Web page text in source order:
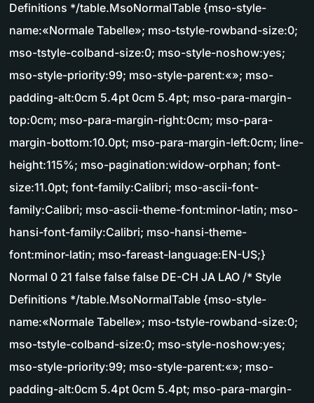
Definitions */table.MsoNormalTable {mso-style-
name:«Normale Tabelle»; mso-tstyle-rowband-size:0;
mso-tstyle-colband-size:0; mso-style-noshow:yes;
mso-style-priority:99; mso-style-parent:«»; mso-
padding-alt:0cm 5.4pt 0cm 5.4pt; mso-para-margin-
top:0cm; mso-para-margin-right:0cm; mso-para-
margin-bottom:10.0pt; mso-para-margin-left:0cm; line-
height:115%; mso-pagination:widow-orphan; font-
size:11.0pt; font-family:Calibri; mso-ascii-font-
family:Calibri; mso-ascii-theme-font:minor-latin; mso-
hansi-font-family:Calibri; mso-hansi-theme-
font:minor-latin; mso-fareast-language:EN-US;}
Normal 0 21 false false false DE-CH JA LAO /* Style
Definitions */table.MsoNormalTable {mso-style-
name:«Normale Tabelle»; mso-tstyle-rowband-size:0;
mso-tstyle-colband-size:0; mso-style-noshow:yes;
mso-style-priority:99; mso-style-parent:«»; mso-
padding-alt:0cm 5.4pt 0cm 5.4pt; mso-para-margin-